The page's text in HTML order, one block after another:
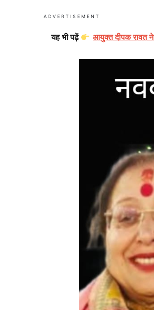
ADVERTISEMENT
यह भी पढ़ें आयुक्त दीपक रावत ने